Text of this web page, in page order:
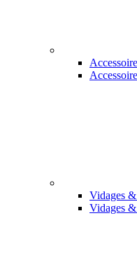
Vidages
Vidages